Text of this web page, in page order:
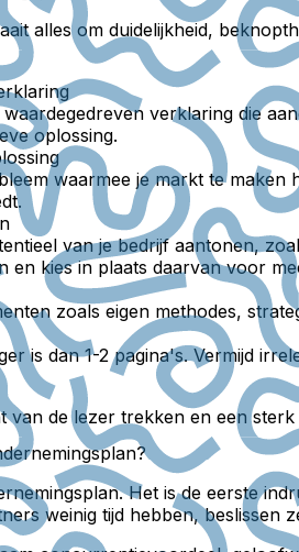
alles om duidelijkheid,
verklaring die
oplossing.
waarmee je markt te
van je bedrijf aantonen,
en kies in plaats daarvan voor
zoals eigen methodes,
is dan 1-2 pagina's. Vermijd
van de lezer trekken en een
Het is de eerste
weinig tijd hebben, beslissen